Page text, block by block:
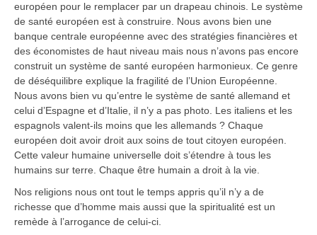
européen pour le remplacer par un drapeau chinois. Le système
de santé européen est à construire. Nous avons bien une
banque centrale européenne avec des stratégies financières et
des économistes de haut niveau mais nous n’avons pas encore
construit un système de santé européen harmonieux. Ce genre
de déséquilibre explique la fragilité de l’Union Européenne.
Nous avons bien vu qu’entre le système de santé allemand et
celui d’Espagne et d’Italie, il n’y a pas photo. Les italiens et les
espagnols valent-ils moins que les allemands ? Chaque
européen doit avoir droit aux soins de tout citoyen européen.
Cette valeur humaine universelle doit s’étendre à tous les
humains sur terre. Chaque être humain a droit à la vie.
Nos religions nous ont tout le temps appris qu’il n’y a de
richesse que d’homme mais aussi que la spiritualité est un
remède à l’arrogance de celui-ci.